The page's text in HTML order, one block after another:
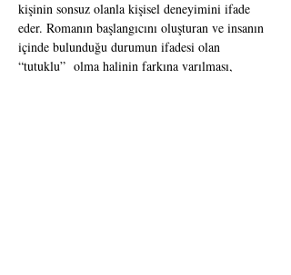
kişinin sonsuz olanla kişisel deneyimini ifade
eder. Romanın başlangıcını oluşturan ve insanın
içinde bulunduğu durumun ifadesi olan
“tutuklu”  olma halinin farkına varılması,